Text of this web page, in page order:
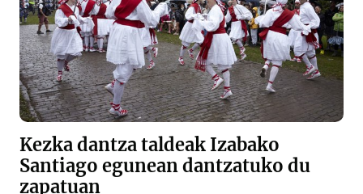
Kezka dantza taldeak Izabako
Santiago egunean dantzatuko du
zapatuan